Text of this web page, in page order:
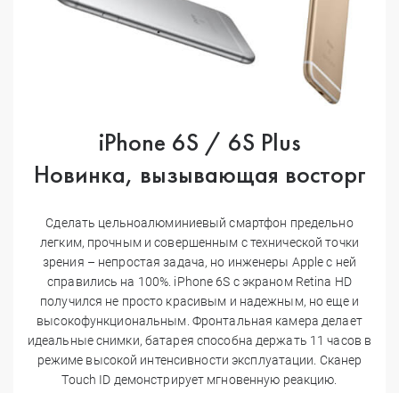
iPhone 6S / 6S Plus
Новинка, вызывающая восторг
Сделать цельноалюминиевый смартфон предельно
легким, прочным и совершенным с технической точки
зрения – непростая задача, но инженеры Apple с ней
справились на 100%. iPhone 6S с экраном Retina HD
получился не просто красивым и надежным, но еще и
высокофункциональным. Фронтальная камера делает
идеальные снимки, батарея способна держать 11 часов в
режиме высокой интенсивности эксплуатации. Сканер
Touch ID демонстрирует мгновенную реакцию.